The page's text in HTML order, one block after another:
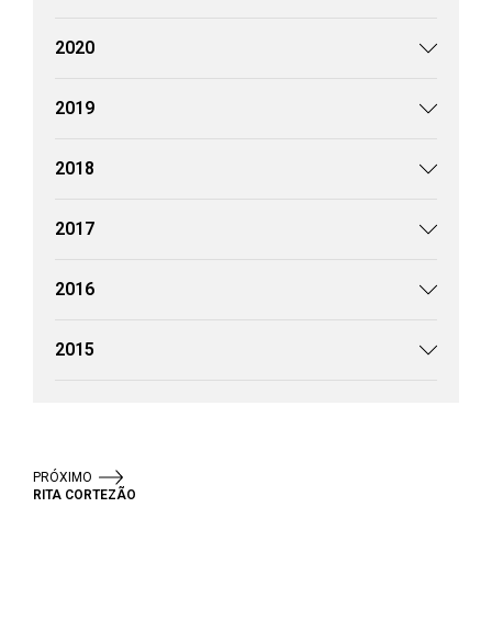
2020
2019
2018
2017
2016
2015
PRÓXIMO
RITA CORTEZÃO